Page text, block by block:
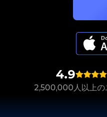
4.9
2,500,000人以上の